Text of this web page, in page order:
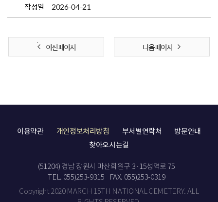
작성일
2026-04-21
이전 페이지 다음 페이지
이용약관 개인정보처리방침 부서별연락처
방문안내
찾아오시는길
(51204) 경남 창원시 마산회원구 3·15성역로 75
TEL. 055)253-9315
FAX. 055)253-0319
Copyright 2020 MARCH 15TH NATIONAL CEMETERY. ALL